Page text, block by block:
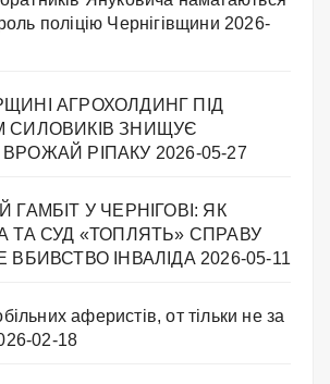
поліцію Чернігівщини 2026-
АГРОХОЛДИНГ ПІД
СИЛОВИКІВ ЗНИЩУЄ
РІПАКУ
2026-05-27
ГАМБІТ У ЧЕРНІГОВІ: ЯК
ТА СУД «ТОПЛЯТЬ» СПРАВУ
ВБИВСТВО ІНВАЛІДА 2026-05-11
аферистів, от тільки не за
02-18